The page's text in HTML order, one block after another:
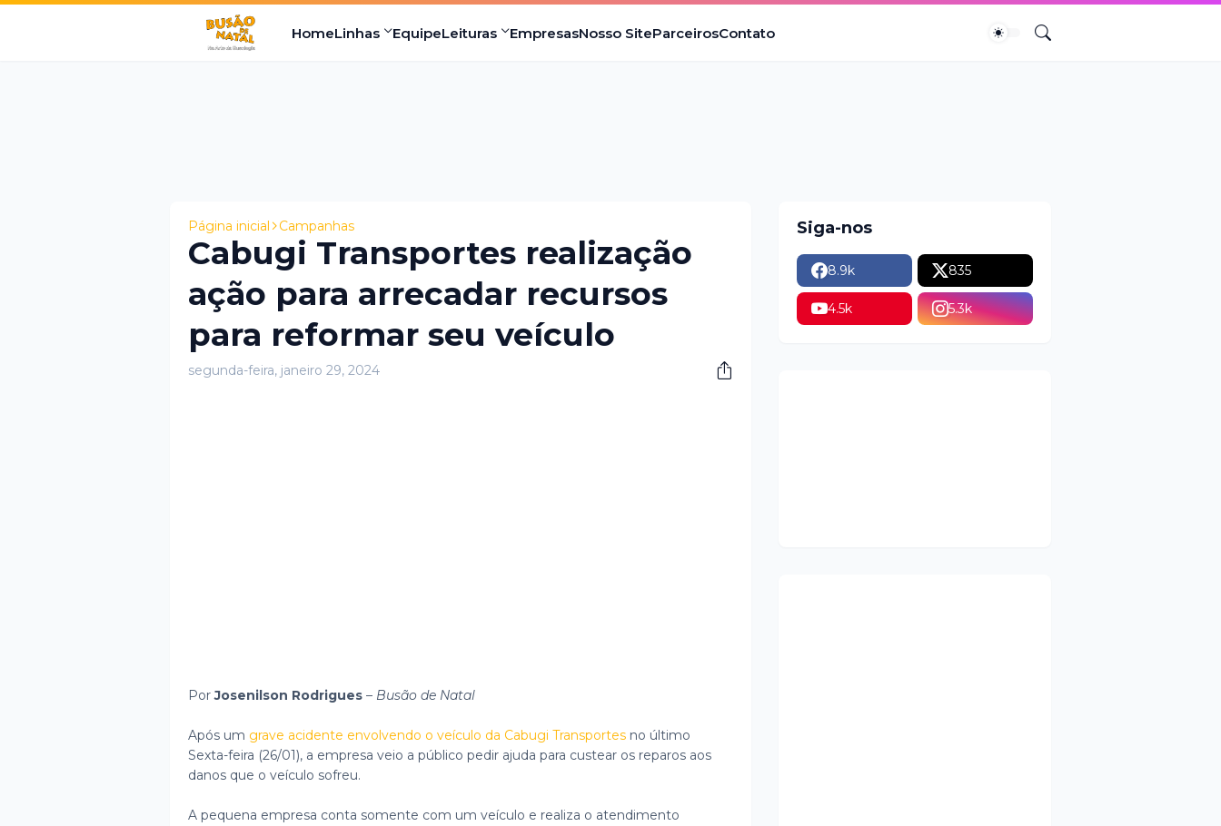
HomeLinhas EquipeLeituras EmpresasNosso SiteParceirosContato
Página inicial Campanhas
Cabugi Transportes realização
ação para arrecadar recursos
para reformar seu veículo
segunda-feira, janeiro 29, 2024
PorJosenilson Rodrigues – Busão de Natal
Após um grave acidente envolvendo o veículo da Cabugi Transportes no último
Sexta-feira (26/01), a empresa veio a público pedir ajuda para custear os reparos aos
danos que o veículo sofreu.
A pequena empresa conta somente com um veículo e realiza o atendimento
Siga-nos
8.9k 835
4.5k 5.3k